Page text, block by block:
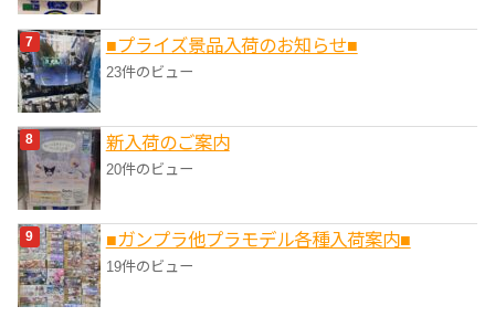
■プライズ景品入荷のお知らせ■
23件のビュー
新入荷のご案内
20件のビュー
■ガンプラ他プラモデル各種入荷案内■
19件のビュー